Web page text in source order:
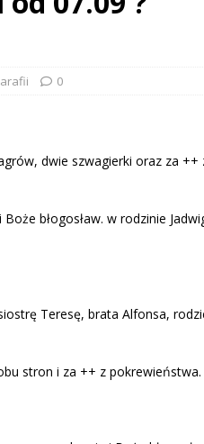
0
dwie szwagierki oraz za ++
błogosław. w rodzinie
Teresę, brata Alfonsa,
stron i za ++ z pokrewieństwa.